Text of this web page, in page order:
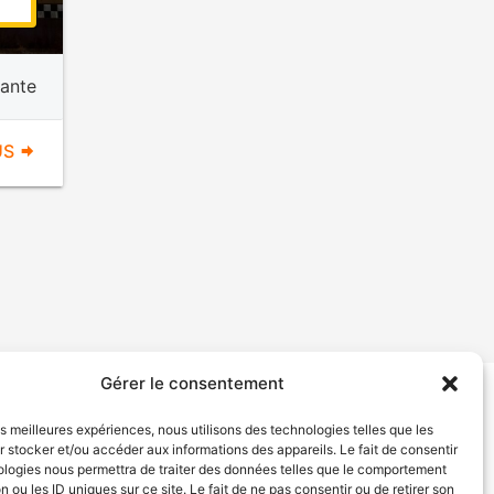
Gérer le consentement
meilleures expériences, nous utilisons des technologies telles que les
stocker et/ou accéder aux informations des appareils. Le fait de consentir
nous permettra de traiter des données telles que le comportement
ou les ID uniques sur ce site. Le fait de ne pas consentir ou de retirer son
de services Politique de confidentialité